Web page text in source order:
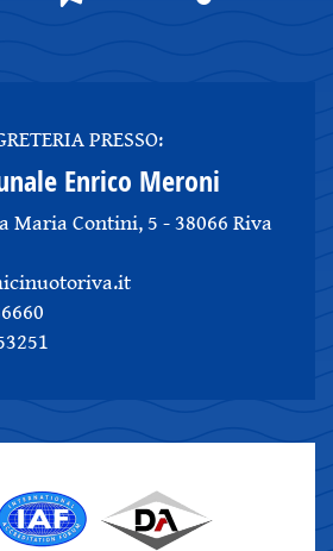
PRESSO:
Enrico Meroni
Maria Contini, 5 - 38066 Riva